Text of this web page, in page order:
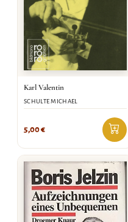
Karl Valentin
SCHULTE MICHAEL
5,00€